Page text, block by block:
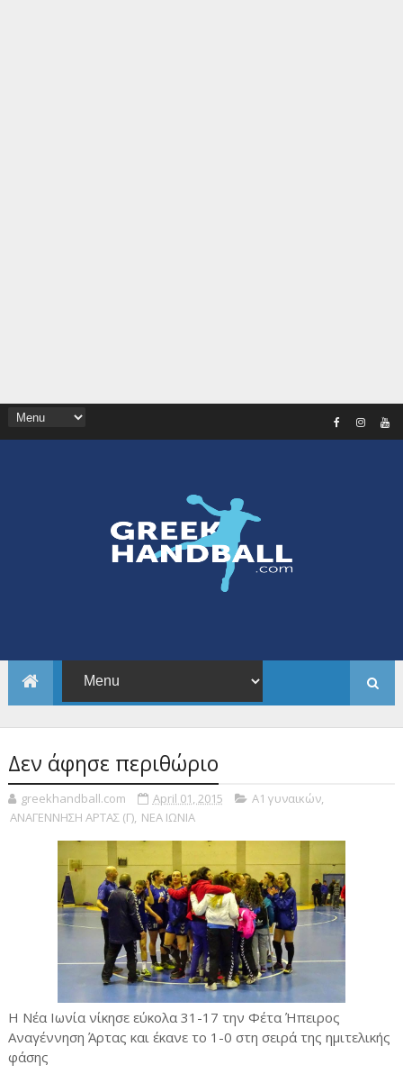
Δεν άφησε περιθώριο
greekhandball.com April 01, 2015 Α1 γυναικών,
ΑΝΑΓΕΝΝΗΣΗ ΑΡΤΑΣ (Γ), ΝΕΑ ΙΩΝΙΑ
Η Νέα Ιωνία νίκησε εύκολα 31-17 την Φέτα Ήπειρος
Αναγέννηση Άρτας και έκανε το 1-0 στη σειρά της ημιτελικής
φάσης